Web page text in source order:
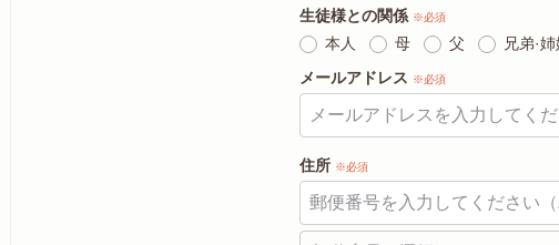
生徒様との関係 ※必須
本人 母 父 兄弟·
メールアドレス ※必須
住所 ※必須